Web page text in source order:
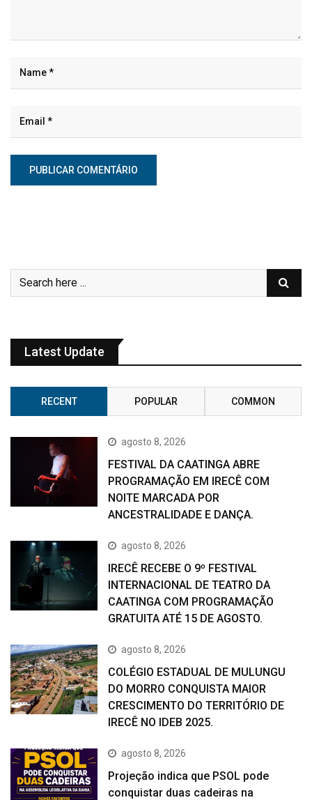
Latest Update
RECENT POPULAR COMMON
agosto 8, 2026
FESTIVAL DA CAATINGA ABRE
PROGRAMAÇÃO EM IRECÊ COM
NOITE MARCADA POR
ANCESTRALIDADE E DANÇA.
agosto 8, 2026
IRECÊ RECEBE O 9º FESTIVAL
INTERNACIONAL DE TEATRO DA
CAATINGA COM PROGRAMAÇÃO
GRATUITA ATÉ 15 DE AGOSTO.
agosto 8, 2026
COLÉGIO ESTADUAL DE MULUNGU
DO MORRO CONQUISTA MAIOR
CRESCIMENTO DO TERRITÓRIO DE
IRECÊ NO IDEB 2025.
agosto 8, 2026
Projeção indica que PSOL pode
conquistar duas cadeiras na